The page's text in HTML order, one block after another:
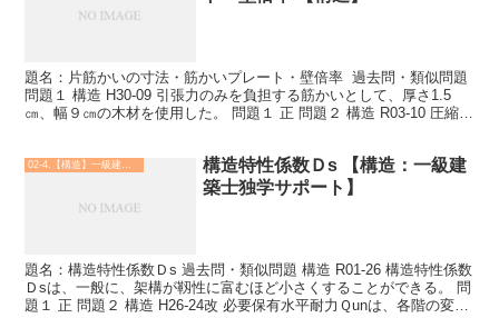
題名：片筋かいの寸法・筋かいプレート・壁倍率 過去問・類似問題
問題１ 構造 H30-09 引張力のみを負担する筋かいとして、厚さ1.5
㎝、幅９㎝の木材を使用した。 問題１ 正 問題２ 構造 R03-10 圧縮力
02-4.【構造】一級建築士
構造特性係数Ｄs 【構造：一級建
築士独学サポート】
題名：構造特性係数Ｄs 過去問・類似問題 構造 R01-26 構造特性係数
Ｄsは、一般に、架構が靱性に富むほど小さくすることができる。 問
題１ 正 問題２ 構造 H26-24改 必要保有水平耐力Ｑunは、各階の変形